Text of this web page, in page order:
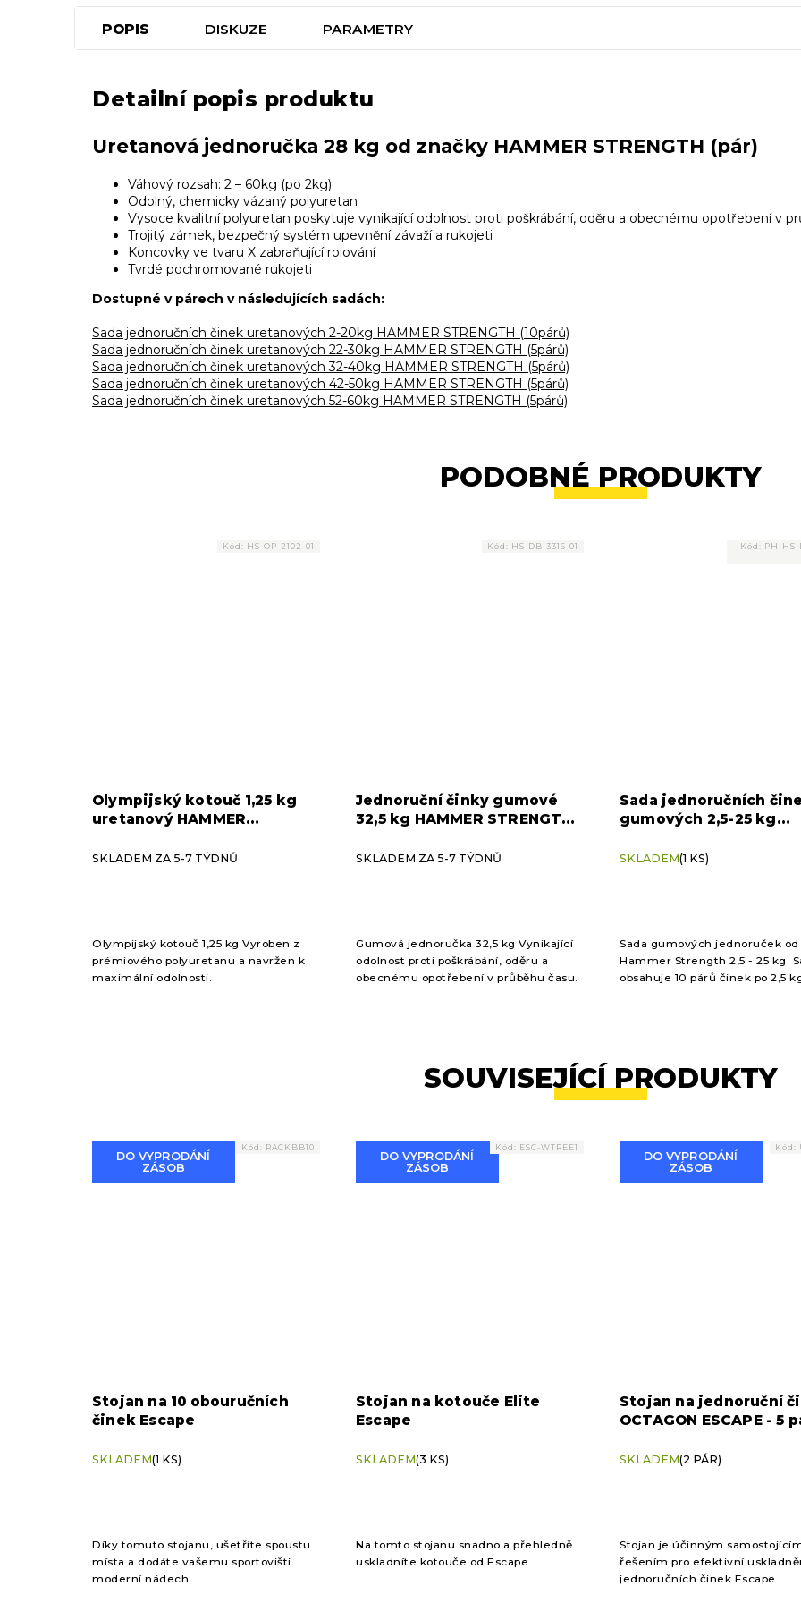
POPIS DISKUZE PARAMETRY
Detailní popis produktu
Uretanová jednoručka 28 kg od značky HAMMER STRENGTH (pár)
Váhový rozsah: 2 – 60kg (po 2kg)
Odolný, chemicky vázaný polyuretan
Vysoce kvalitní polyuretan poskytuje vynikající odolnost proti poškrábání, oděru a obecnému opotřebení v
Trojitý zámek, bezpečný systém upevnění závaží a rukojeti
Koncovky ve tvaru X zabraňující rolování
Tvrdé pochromované rukojeti
Dostupné v párech v následujících sadách:
Sada jednoručních činek uretanových 2-20kg HAMMER STRENGTH (10párů)
Sada jednoručních činek uretanových 22-30kg HAMMER STRENGTH (5párů)
Sada jednoručních činek uretanových 32-40kg HAMMER STRENGTH (5párů)
Sada jednoručních činek uretanových 42-50kg HAMMER STRENGTH (5párů)
Sada jednoručních činek uretanových 52-60kg HAMMER STRENGTH (5párů)
PODOBNÉ PRODUKTY
Olympijský kotouč 1,25 kg
uretanový HAMMER
SKLADEM ZA 5-7 TÝDNŮ
Olympijský kotouč 1,25 kg Vyroben z
prémiového polyuretanu a navržen k
maximální odolnosti.
Kód: HS-OP-2102-01
Jednoruční činky gumové
32,5 kg HAMMER STRENGTH
SKLADEM ZA 5-7 TÝDNŮ
Gumová jednoručka 32,5 kg Vynikající
odolnost proti poškrábání, oděru a
obecnému opotřebení v průběhu času.
Kód: HS-DB-3316-01
Sada jednoručních
gumových 2,5-25 kg
SKLADEM(1 KS)
Sada gumových jednoruček
Hammer Strength 2,5 - 25 kg.
obsahuje 10 párů činek po 2,5
Kód: PH-
SOUVISEJÍCÍ PRODUKTY
DO VYPRODÁNÍ
ZÁSOB
Stojan na 10 obouručních
činek Escape
SKLADEM(1 KS)
Díky tomuto stojanu, ušetříte spoustu
místa a dodáte vašemu sportovišti
moderní nádech.
Kód: RACKBB10
DO VYPRODÁNÍ
ZÁSOB
Stojan na kotouče Elite
Escape
SKLADEM(3 KS)
Na tomto stojanu snadno a přehledně
uskladníte kotouče od Escape.
Kód: ESC-WTREE1
DO VYPRODÁNÍ
ZÁSOB
Stojan na jednoruční
OCTAGON ESCAPE - 5
SKLADEM(2 PÁR)
Stojan je účinným
řešením pro efektivní
jednoručních činek Escape.
Kód: